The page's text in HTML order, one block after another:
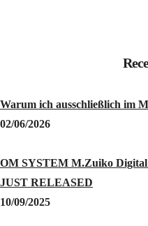
Warum ich ausschließlich im
02/06/2026
OM SYSTEM M.Zuiko Digital
JUST RELEASED
10/09/2025